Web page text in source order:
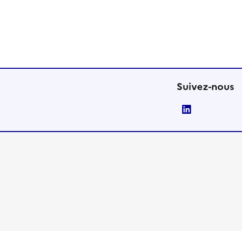
Suivez-nous